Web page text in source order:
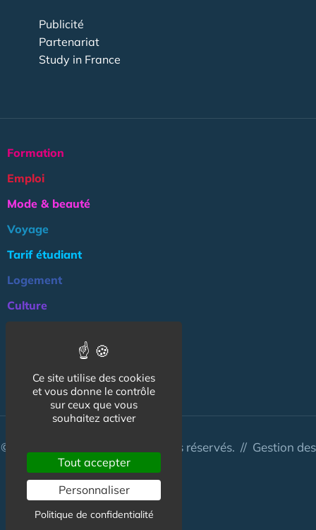
Publicité
Partenariat
Study in France
Formation
Emploi
Mode & beauté
Voyage
Tarif étudiant
Logement
Culture
NOS AUTRES SITES :
© CapCampus 2026 - Tous droits réservés. // Gestion des
Ce site utilise des cookies
et vous donne le contrôle
sur ceux que vous
souhaitez activer
Tout accepter
Personnaliser
Politique de confidentialité